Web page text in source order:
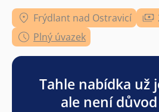
Frýdlant nad Ostravicí
Plný úvazek
Tahle nabídka už
ale není